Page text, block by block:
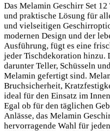
Das Melamin Geschirr Set
und praktische Lösung für
und vielseitigen
modernen Design und der
Ausführung, fügt es eine
jeder Tischdekoration hinzu.
darunter Teller, Schüsseln
Melamin gefertigt sind.
Bruchsicherheit,
ideal für den Einsatz im
Egal ob für den täglichen
Anlässe, das Melamin
hervorragende Wahl für